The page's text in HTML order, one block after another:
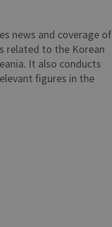
news and coverage of
related to the Korean
It also conducts
figures in the